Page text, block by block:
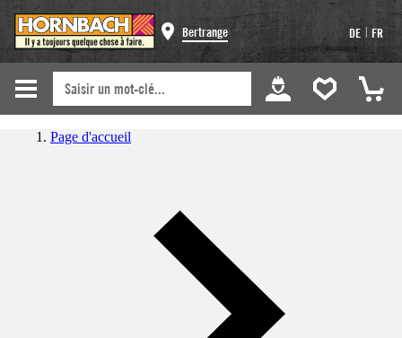
Bertrange DE | FR
Page d'accueil